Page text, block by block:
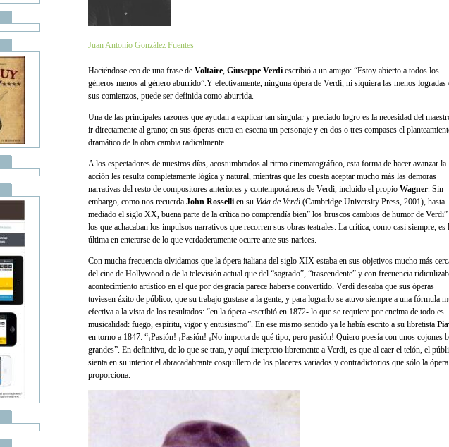
Juan Antonio González Fuentes
Haciéndose eco de una frase de Voltaire, Giuseppe Verdi escribió a un amigo: “Estoy abierto a todos los
géneros menos al género aburrido”.Y efectivamente, ninguna ópera de Verdi, ni siquiera las menos logradas
sus comienzos, puede ser definida como aburrida.
Una de las principales razones que ayudan a explicar tan singular y preciado logro es la necesidad del
ir directamente al grano; en sus óperas entra en escena un personaje y en dos o tres compases el
dramático de la obra cambia radicalmente.
A los espectadores de nuestros días, acostumbrados al ritmo cinematográfico, esta forma de hacer avanzar la
acción les resulta completamente lógica y natural, mientras que les cuesta aceptar mucho más las demoras
narrativas del resto de compositores anteriores y contemporáneos de Verdi, incluido el propio Wagner. Sin
embargo, como nos recuerda John Rosselli en su Vida de Verdi (Cambridge University Press, 2001), hasta
mediado el siglo XX, buena parte de la crítica no comprendía bien” los bruscos cambios de humor de Verdi”
los que achacaban los impulsos narrativos que recorren sus obras teatrales. La crítica, como casi siempre, es
última en enterarse de lo que verdaderamente ocurre ante sus narices.
Con mucha frecuencia olvidamos que la ópera italiana del siglo XIX estaba en sus objetivos mucho más
del cine de Hollywood o de la televisión actual que del “sagrado”, “trascendente” y con frecuencia
acontecimiento artístico en el que por desgracia parece haberse convertido. Verdi deseaba que sus óperas
tuviesen éxito de público, que su trabajo gustase a la gente, y para lograrlo se atuvo siempre a una fórmula
efectiva a la vista de los resultados: “en la ópera -escribió en 1872- lo que se requiere por encima de todo es
musicalidad: fuego, espíritu, vigor y entusiasmo”. En ese mismo sentido ya le había escrito a su libretista
en torno a 1847: “¡Pasión! ¡Pasión! ¡No importa de qué tipo, pero pasión! Quiero poesía con unos cojones
grandes”. En definitiva, de lo que se trata, y aquí interpreto libremente a Verdi, es que al caer el telón, el
sienta en su interior el abracadabrante cosquillero de los placeres variados y contradictorios que sólo la ópera
proporciona.